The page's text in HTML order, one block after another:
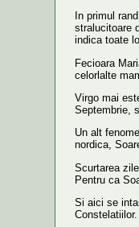
In primul
stralucitoare
indica toate
Fecioara
celorlalte
Virgo mai
Septembrie,
Un alt
nordica,
Scurtarea
Pentru ca
Si aici se